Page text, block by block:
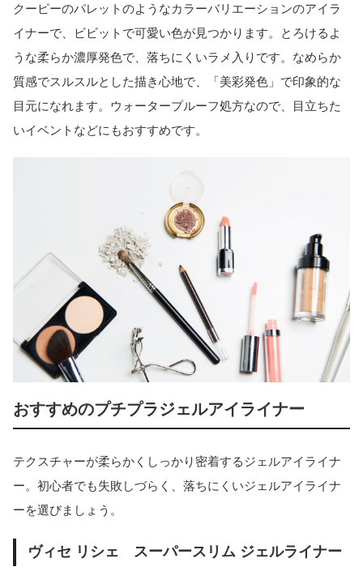
クーピーのパレットのようなカラーバリエーションのアイラ
イナーで、ビビットで可愛い色が見つかります。とろけるよ
うな柔らか濃厚発色で、落ちにくいラメ入りです。なめらか
質感でスルスルとした描き心地で、「美彩発色」で印象的な
目元になれます。ウォータープルーフ処方なので、目立ちた
いイベントなどにもおすすめです。
おすすめのプチプラジェルアイライナー
テクスチャーが柔らかくしっかり密着するジェルアイライナ
ー。初心者でも失敗しづらく、落ちにくいジェルアイライナ
ーを選びましょう。
ヴィセ リシェ スーパースリム ジェルライナー